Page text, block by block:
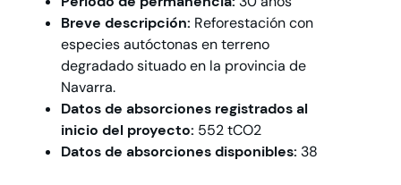
Breve descripción: Reforestación con
especies autóctonas en terreno
degradado situado en la provincia de
Navarra.
Datos de absorciones registrados al
inicio del proyecto: 552 tCO2
Datos de absorciones disponibles: 38